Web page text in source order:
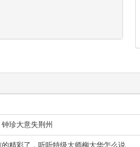
珍大意失荆州
精彩了，听听特级大师柳大华怎么说